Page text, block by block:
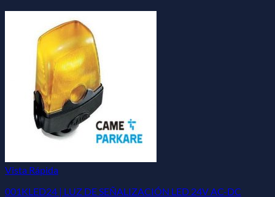
Vista Rápida
001KLED24 | LUZ DE SEÑALIZACIÓN LED 24V AC-DC